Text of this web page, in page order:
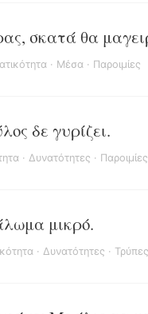
σκατά θα
· Μέσα · Παροιμίες
δε γυρίζει.
· Δυνατότητες · Παροιμίες
μικρό.
· Δυνατότητες · Τρύπες